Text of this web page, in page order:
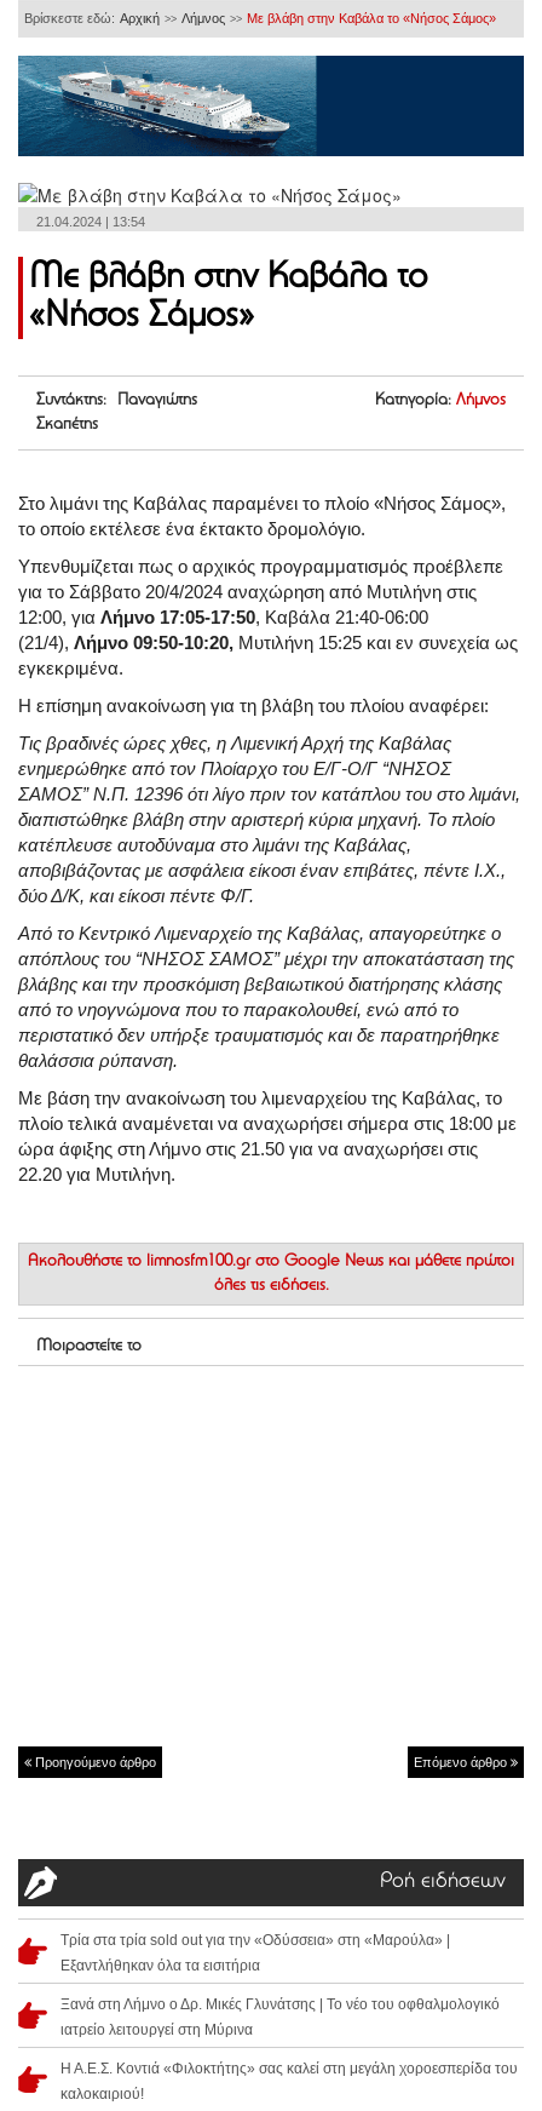
Βρίσκεστε εδώ: Αρχική >> Λήμνος >> Με βλάβη στην Καβάλα το «Νήσος Σάμος»
21.04.2024 | 13:54
Με βλάβη στην Καβάλα το
«Νήσος Σάμος»
Συντάκτης: Παναγιώτης
Σκαπέτης
Κατηγορία: Λήμνος
Στο λιμάνι της Καβάλας παραμένει το πλοίο «Νήσος Σάμος»,
το οποίο εκτέλεσε ένα έκτακτο δρομολόγιο.
Υπενθυμίζεται πως ο αρχικός προγραμματισμός προέβλεπε
για το Σάββατο 20/4/2024 αναχώρηση από Μυτιλήνη στις
12:00, για Λήμνο 17:05-17:50, Καβάλα 21:40-06:00
(21/4), Λήμνο 09:50-10:20, Μυτιλήνη 15:25 και εν συνεχεία ως
εγκεκριμένα.
Η επίσημη ανακοίνωση για τη βλάβη του πλοίου αναφέρει:
Τις βραδινές ώρες χθες, η Λιμενική Αρχή της Καβάλας
ενημερώθηκε από τον Πλοίαρχο του Ε/Γ-Ο/Γ “ΝΗΣΟΣ
ΣΑΜΟΣ” Ν.Π. 12396 ότι λίγο πριν τον κατάπλου του στο λιμάνι,
διαπιστώθηκε βλάβη στην αριστερή κύρια μηχανή. Το πλοίο
κατέπλευσε αυτοδύναμα στο λιμάνι της Καβάλας,
αποβιβάζοντας με ασφάλεια είκοσι έναν επιβάτες, πέντε Ι.Χ.,
δύο Δ/Κ, και είκοσι πέντε Φ/Γ.
Από το Κεντρικό Λιμεναρχείο της Καβάλας, απαγορεύτηκε ο
απόπλους του “ΝΗΣΟΣ ΣΑΜΟΣ” μέχρι την αποκατάσταση της
βλάβης και την προσκόμιση βεβαιωτικού διατήρησης κλάσης
από το νηογνώμονα που το παρακολουθεί, ενώ από το
περιστατικό δεν υπήρξε τραυματισμός και δε παρατηρήθηκε
θαλάσσια ρύπανση.
Με βάση την ανακοίνωση του λιμεναρχείου της Καβάλας, το
πλοίο τελικά αναμένεται να αναχωρήσει σήμερα στις 18:00 με
ώρα άφιξης στη Λήμνο στις 21.50 για να αναχωρήσει στις
22.20 για Μυτιλήνη.
Ακολουθήστε το limnosfm100.gr στο Google News και μάθετε πρώτοι
όλες τις ειδήσεις.
Μοιραστείτε το
Προηγούμενο άρθρο Επόμενο άρθρο
Ροή ειδήσεων
Τρία στα τρία sold out για την «Οδύσσεια» στη «Μαρούλα» |
Εξαντλήθηκαν όλα τα εισιτήρια
Ξανά στη Λήμνο ο Δρ. Μικές Γλυνάτσης | Το νέο του οφθαλμολογικό
ιατρείο λειτουργεί στη Μύρινα
Η Α.Ε.Σ. Κοντιά «Φιλοκτήτης» σας καλεί στη μεγάλη χοροεσπερίδα του
καλοκαιριού!